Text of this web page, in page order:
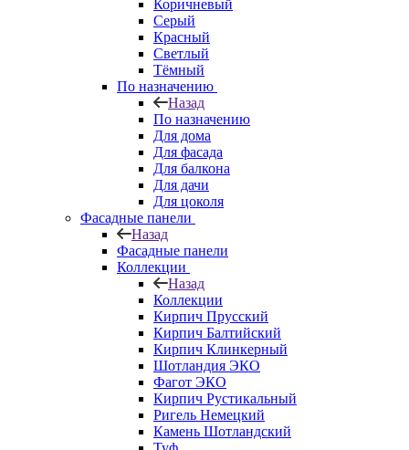
Коричневый
Серый
Красный
Светлый
Тёмный
По назначению
Назад
По назначению
Для дома
Для фасада
Для балкона
Для дачи
Для цоколя
Фасадные панели
Назад
Фасадные панели
Коллекции
Назад
Коллекции
Кирпич Прусский
Кирпич Балтийский
Кирпич Клинкерный
Шотландия ЭКО
Фагот ЭКО
Кирпич Рустикальный
Ригель Немецкий
Камень Шотландский